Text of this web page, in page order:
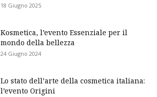
18 Giugno 2025
Kosmetica, l’evento Essenziale per il
mondo della bellezza
24 Giugno 2024
Lo stato dell’arte della cosmetica italiana:
l’evento Origini